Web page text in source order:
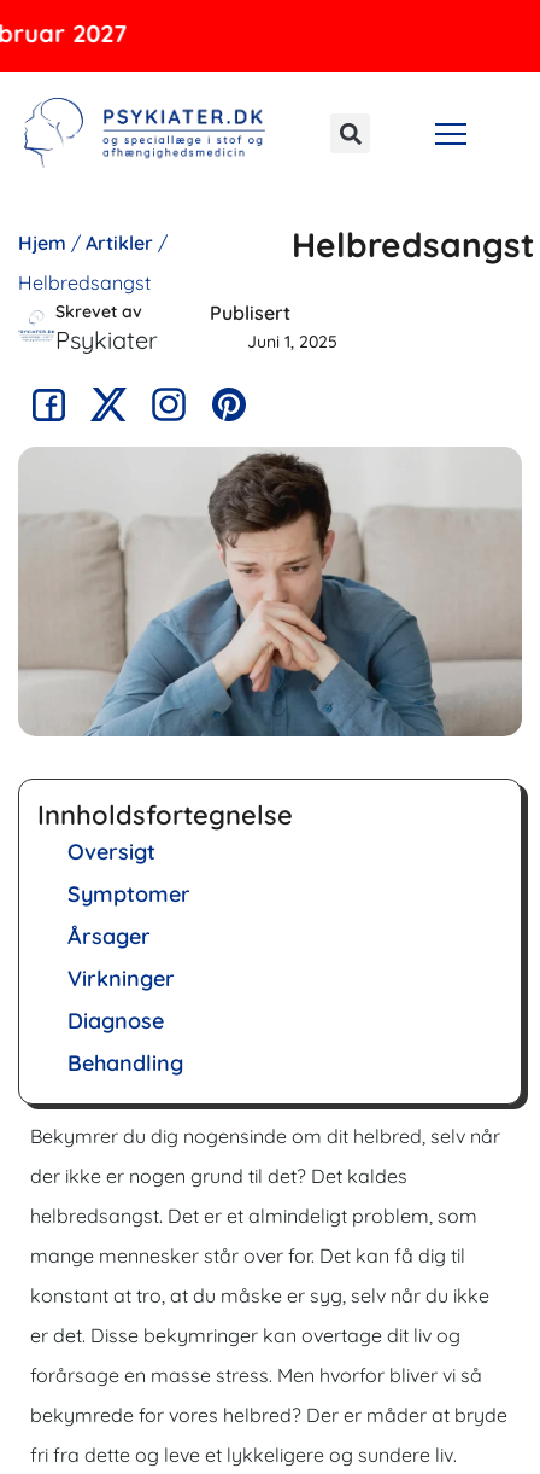
Gå
indholdet
Hjem / Artikler /
Helbredsangst
Helbredsangst
Skrevet av
Psykiater
Publisert
Juni 1, 2025
Innholdsfortegnelse
Oversigt
Symptomer
Årsager
Virkninger
Diagnose
Behandling
Bekymrer du dig nogensinde om dit helbred, selv når
der ikke er nogen grund til det? Det kaldes
helbredsangst. Det er et almindeligt problem, som
mange mennesker står over for. Det kan få dig til
konstant at tro, at du måske er syg, selv når du ikke
er det. Disse bekymringer kan overtage dit liv og
forårsage en masse stress. Men hvorfor bliver vi så
bekymrede for vores helbred? Der er måder at bryde
fri fra dette og leve et lykkeligere og sundere liv.